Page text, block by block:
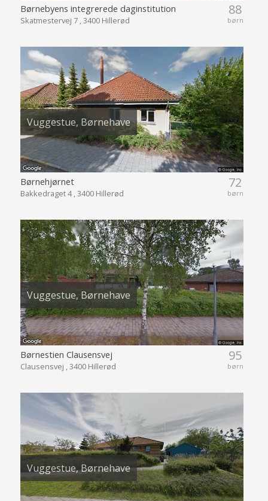
88
børn
Børnebyens integrerede daginstitution
Skatmestervej 7 , 3400 Hillerød
Vuggestue, Børnehave
72
børn
Børnehjørnet
Bakkedraget 4 , 3400 Hillerød
Vuggestue, Børnehave
95
børn
Børnestien Clausensvej
Clausensvej , 3400 Hillerød
Vuggestue, Børnehave